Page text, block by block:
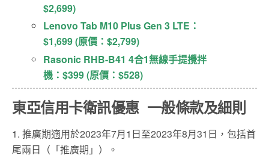
$2,699)
Lenovo Tab M10 Plus Gen 3 LTE：
$1,699 (原價：$2,799)
Rasonic RHB-B41 4合1無線手提攪拌
機：$399 (原價：$528)
東亞信用卡衛訊優惠 一般條款及細則
1. 推廣期適用於2023年7月1日至2023年8月31日，包括首
尾兩日（「推廣期」）。